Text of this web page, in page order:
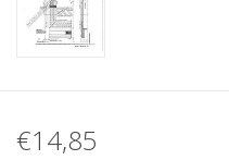
€14,85